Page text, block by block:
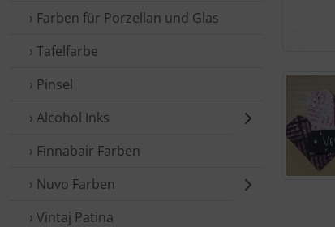
› Farben für Porzellan und Glas
› Tafelfarbe
› Pinsel
› Alcohol Inks
› Finnabair Farben
› Nuvo Farben
› Vintaj Patina